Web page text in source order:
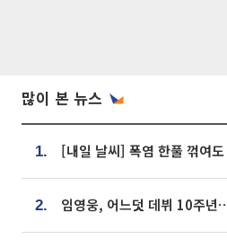
많이 본 뉴스
1.
2.